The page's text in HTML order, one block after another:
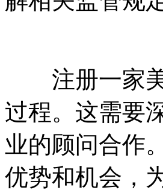
注册一家美
过程。这需要
业的顾问合作
优势和机会，